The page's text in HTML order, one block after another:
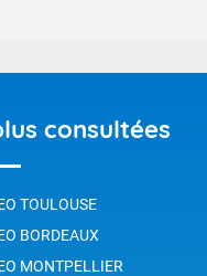
consultées
TOULOUSE
BORDEAUX
MONTPELLIER